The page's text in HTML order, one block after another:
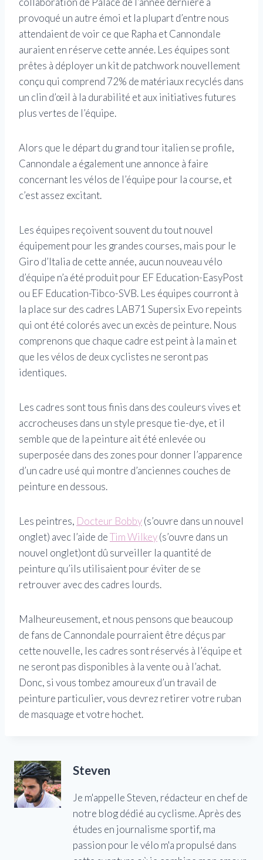
provoqué un autre émoi et la plupart d’entre nous
attendaient de voir ce que Rapha et Cannondale
auraient en réserve cette année. Les équipes sont
prêtes à déployer un kit de patchwork nouvellement
conçu qui comprend 72% de matériaux recyclés dans
un clin d’œil à la durabilité et aux initiatives futures
plus vertes de l’équipe.
Alors que le départ du grand tour italien se profile,
Cannondale a également une annonce à faire
concernant les vélos de l’équipe pour la course, et
c’est assez excitant.
Les équipes reçoivent souvent du tout nouvel
équipement pour les grandes courses, mais pour le
Giro d’Italia de cette année, aucun nouveau vélo
d’équipe n’a été produit pour EF Education-EasyPost
ou EF Education-Tibco-SVB. Les équipes courront à
la place sur des cadres LAB71 Supersix Evo repeints
qui ont été colorés avec un excès de peinture. Nous
comprenons que chaque cadre est peint à la main et
que les vélos de deux cyclistes ne seront pas
identiques.
Les cadres sont tous finis dans des couleurs vives et
accrocheuses dans un style presque tie-dye, et il
semble que de la peinture ait été enlevée ou
superposée dans des zones pour donner l’apparence
d’un cadre usé qui montre d’anciennes couches de
peinture en dessous.
Les peintres, Docteur Bobby(s’ouvre dans un nouvel
onglet) avec l’aide deTim Wilkey(s’ouvre dans un
nouvel onglet)ont dû surveiller la quantité de
peinture qu’ils utilisaient pour éviter de se
retrouver avec des cadres lourds.
Malheureusement, et nous pensons que beaucoup
de fans de Cannondale pourraient être déçus par
cette nouvelle, les cadres sont réservés à l’équipe et
ne seront pas disponibles à la vente ou à l’achat.
Donc, si vous tombez amoureux d’un travail de
peinture particulier, vous devrez retirer votre ruban
de masquage et votre hochet.
Steven
Je m'appelle Steven, rédacteur en chef de
notre blog dédié au cyclisme. Après des
études en journalisme sportif, ma
passion pour le vélo m'a propulsé dans